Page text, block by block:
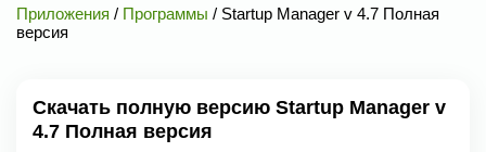
Приложения / Программы / Startup Manager v 4.7 Полная
версия
Скачать полную версию Startup Manager v
4.7 Полная версия